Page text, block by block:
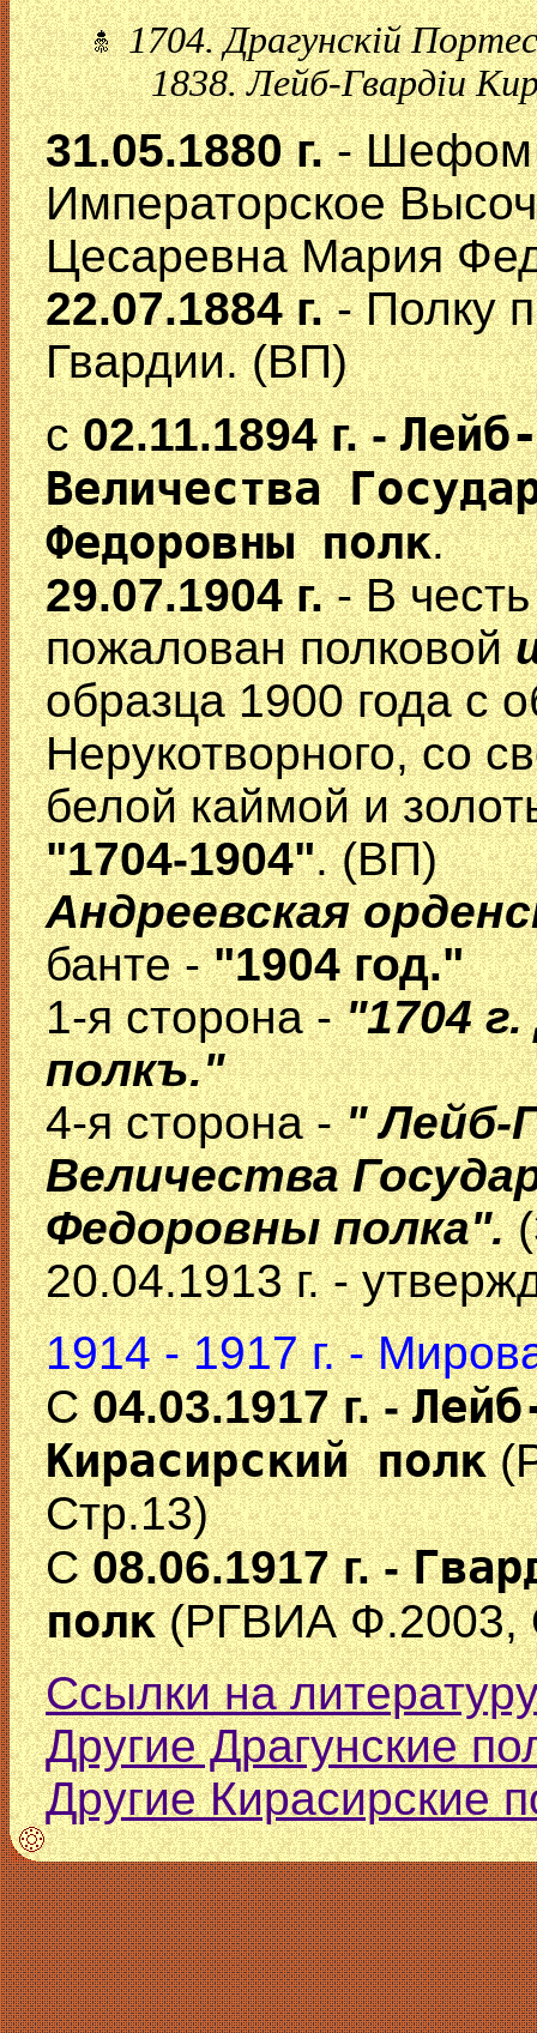
1704. Драгунскiй
1838. Лейб-Гвардiи
31.05.1880 г.- Шефом
Императорское
Цесаревна Мария
22.07.1884 г.- Полку
Гвардии. (ВП)
с02.11.1894 г. -
Величества
Федоровны полк.
29.07.1904 г.- В
пожалован полковой
образца 1900 года с
Нерукотворного, со
белой каймой и
"1704-1904". (ВП)
Андреевская
банте -"1904 год."
1-я сторона -"1704
полкъ."
4-я сторона -" Лейб-
Величества
Федоровны полка".
20.04.1913 г. -
1914 - 1917 г. -
С04.03.1917 г. -
Кирасирский полк
Стр.13)
С08.06.1917 г. -
полк(РГВИА Ф.2003,
Ссылки на
Другие Драгунские
Другие Кирасирские